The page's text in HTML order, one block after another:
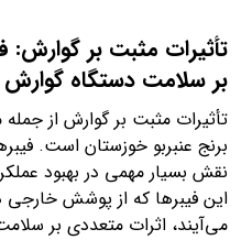
تأثیرات مثبت بر گوارش:
بر سلامت دستگاه گوارش
تأثیرات مثبت بر گوارش از
برنج عنبربو خوزستان است.
نقش بسیار مهمی در بهبود
این فیبرها که از پوشش خارجی
می‌آیند، اثرات متعددی بر